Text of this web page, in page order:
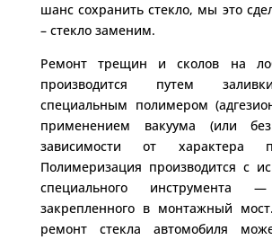
шанс сохранить стекло, мы это
– стекло заменим.
Ремонт трещин и сколов на
производится путем
специальным полимером
применением вакуума (или
зависимости от характера
Полимеризация производится с
специального инструмента
закрепленного в монтажный
ремонт стекла автомобиля